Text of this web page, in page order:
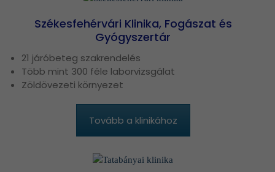
Székesfehérvári Klinika, Fogászat és
Gyógyszertár
21 járóbeteg szakrendelés
Több mint 300 féle laborvizsgálat
Zöldövezeti környezet
Tovább a klinikához